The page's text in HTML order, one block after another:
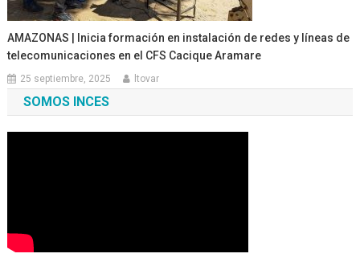
AMAZONAS | Inicia formación en instalación de redes y líneas de
telecomunicaciones en el CFS Cacique Aramare
25 septiembre, 2025 ltovar
SOMOS INCES